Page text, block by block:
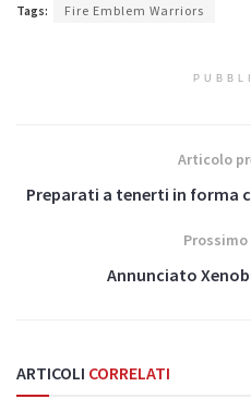
Tags: Fire Emblem Warriors
Articolo
Preparati a tenerti in forma
Annunciato
ARTICOLI CORRELATI